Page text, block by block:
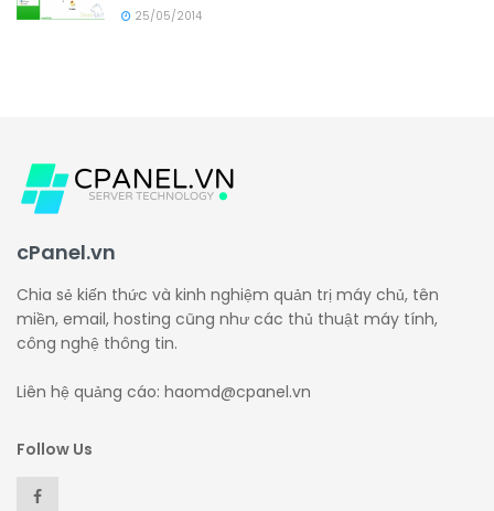
25/05/2014
cPanel.vn
Chia sẻ kiến thức và kinh nghiệm quản trị máy chủ, tên
miền, email, hosting cũng như các thủ thuật máy tính,
công nghệ thông tin.
Liên hệ quảng cáo: haomd@cpanel.vn
Follow Us